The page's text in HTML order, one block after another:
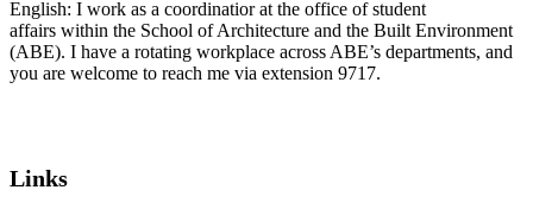
English: I work as a coordinatior at the office of student
affairs within the School of Architecture and the Built Environment
(ABE). I have a rotating workplace across ABE’s departments, and
you are welcome to reach me via extension 9717.
Links